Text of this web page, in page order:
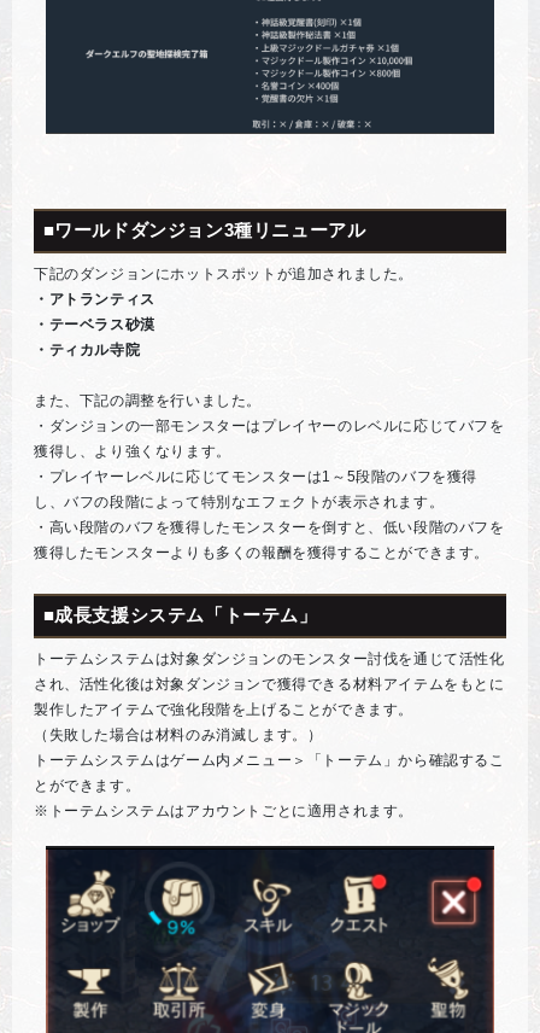
■ワールドダンジョン3種リニューアル
下記のダンジョンにホットスポットが追加されました。
・アトランティス
・テーベラス砂漠
・ティカル寺院
また、下記の調整を行いました。
・ダンジョンの一部モンスターはプレイヤーのレベルに応じてバフを
獲得し、より強くなります。
・プレイヤーレベルに応じてモンスターは1～5段階のバフを獲得
し、バフの段階によって特別なエフェクトが表示されます。
・高い段階のバフを獲得したモンスターを倒すと、低い段階のバフを
獲得したモンスターよりも多くの報酬を獲得することができます。
■成長支援システム「トーテム」
トーテムシステムは対象ダンジョンのモンスター討伐を通じて活性化
され、活性化後は対象ダンジョンで獲得できる材料アイテムをもとに
製作したアイテムで強化段階を上げることができます。
（失敗した場合は材料のみ消滅します。）
トーテムシステムはゲーム内メニュー＞「トーテム」から確認するこ
とができます。
※トーテムシステムはアカウントごとに適用されます。